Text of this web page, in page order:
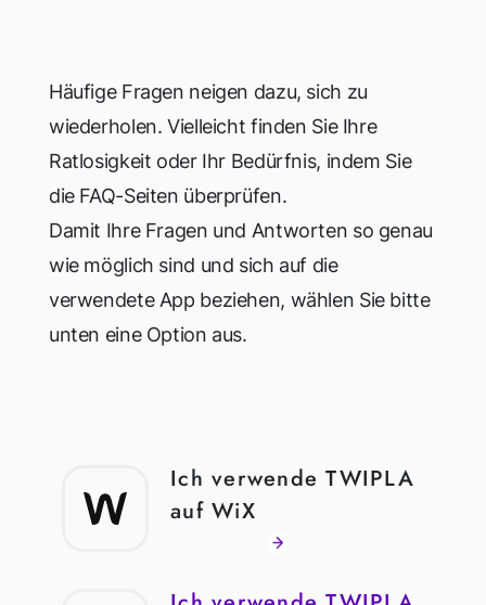
Häufige Fragen neigen dazu, sich zu
wiederholen. Vielleicht finden Sie Ihre
Ratlosigkeit oder Ihr Bedürfnis, indem Sie
die FAQ-Seiten überprüfen.
Damit Ihre Fragen und Antworten so genau
wie möglich sind und sich auf die
verwendete App beziehen, wählen Sie bitte
unten eine Option aus.
Ich verwende TWIPLA
auf WiX